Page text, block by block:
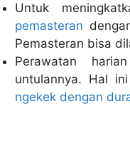
Untuk
pemasteran
Pemasteran bisa
Perawatan
untulannya. Hal
ngekek dengan